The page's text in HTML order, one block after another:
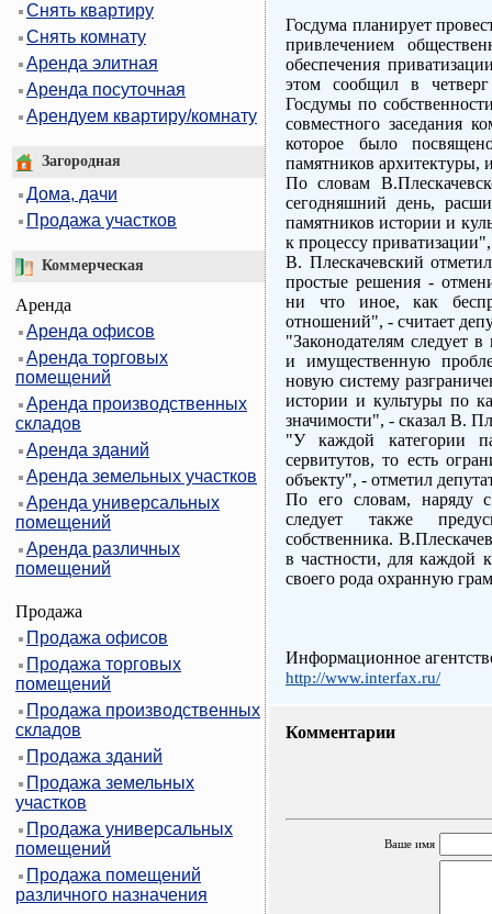
Снять квартиру
Снять комнату
Аренда элитная
Аренда посуточная
Арендуем квартиру/комнату
Загородная
Дома, дачи
Продажа участков
Коммерческая
Аренда
Аренда офисов
Аренда торговых
помещений
Аренда производственных
складов
Аренда зданий
Аренда земельных участков
Аренда универсальных
помещений
Аренда различных
помещений
Продажа
Продажа офисов
Продажа торговых
помещений
Продажа производственных
складов
Продажа зданий
Продажа земельных
участков
Продажа универсальных
помещений
Продажа помещений
различного назначения
Госдума планирует
привлечением
обеспечения
этом сообщил в четверг
Госдумы по
совместного заседания
которое было
памятников архитектуры,
По словам
сегодняшний день,
памятников истории и
к процессу приватизации",
В. Плескачевский
простые решения -
ни что иное, как
отношений", - считает
"Законодателям следует
и имущественную
новую систему
истории и культуры по
значимости", - сказал В.
"У каждой категории
сервитутов, то есть
объекту", - отметил
По его словам, наряду с
следует также
собственника.
в частности, для каждой
своего рода охранную
Информационное
http://www.interfax.ru/
Комментарии
Ваше имя